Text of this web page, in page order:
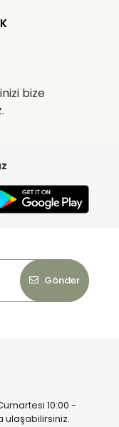
bize
Gönder
10:00 -
ulaşabilirsiniz.